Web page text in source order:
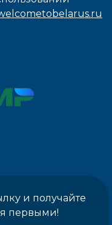
и получайте
первыми!